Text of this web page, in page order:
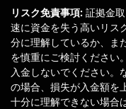
リスク免責事項: 証拠金
速に資金を失う高いリス
分に理解しているか、ま
を慎重にご検討ください
入金しないでください。
の場合、損失が入金額を
十分に理解できない場合